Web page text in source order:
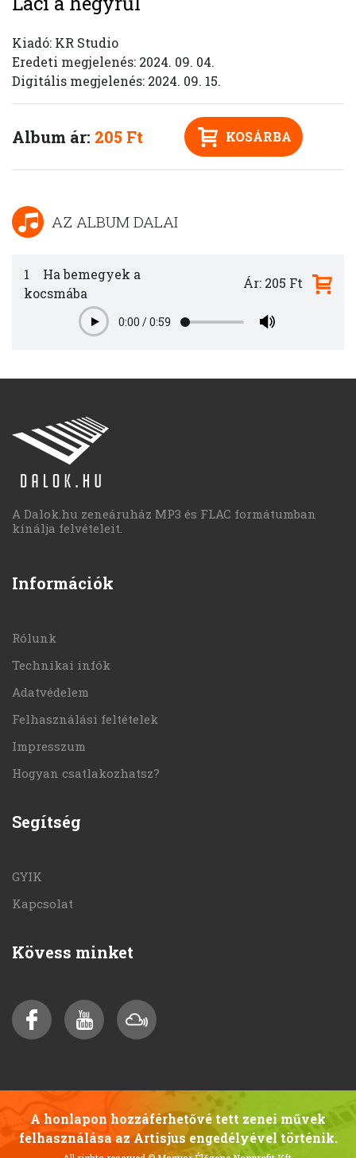
Kiadó: KR Studio
Eredeti megjelenés: 2024. 09. 04.
Digitális megjelenés: 2024. 09. 15.
Album ár: 205 Ft KOSÁRBA
AZ ALBUM DALAI
1
Ha bemegyek a
kocsmába
Play0:00 /0:59
Ár: 205 Ft
A Dalok.hu zeneáruház MP3 és FLAC formátumban
kínálja felvételeit.
Információk
Rólunk
Technikai infók
Adatvédelem
Felhasználási feltételek
Impresszum
Hogyan csatlakozhatsz?
Segítség
GYIK
Kapcsolat
Kövess minket
A honlapon hozzáférhetővé tett zenei művek
felhasználása az Artisjus engedélyével történik.